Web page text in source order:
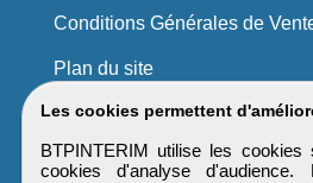
Les cookies permettent
BTPINTERIM utilise les
cookies d'analyse d'audience.
Conditions Générales de
Plan du site